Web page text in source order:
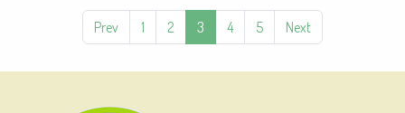
Prev 1 2 3 4 5 Next